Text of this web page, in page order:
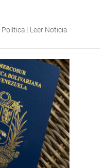
Política | Leer Noticia